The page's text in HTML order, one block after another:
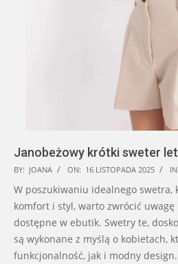
Janobeżowy krótki sweter
2025-
11-
16
BY: JOANA ON: 16 LISTOPADA 2025 IN:
W poszukiwaniu idealnego swetra,
komfort i styl, warto zwrócić
dostępne w ebutik. Swetry te,
są wykonane z myślą o kobietach,
funkcjonalność, jak i modny design.